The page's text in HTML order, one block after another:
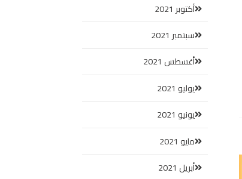
أكتوبر 2021
سبتمبر 2021
أغسطس 2021
يوليو 2021
يونيو 2021
مايو 2021
أبريل 2021